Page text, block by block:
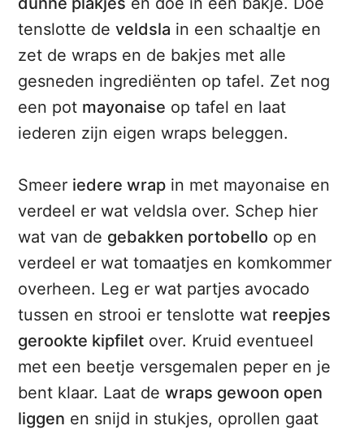
tenslotte develdsla in een schaaltje en
zet de wraps en de bakjes met alle
gesneden ingrediënten op tafel. Zet nog
een pot mayonaise op tafel en laat
iederen zijn eigen wraps beleggen.
Smeer iedere wrap in met mayonaise en
verdeel er wat veldsla over. Schep hier
wat van de gebakken portobello op en
verdeel er wat tomaatjes en komkommer
overheen. Leg er wat partjes avocado
tussen en strooi er tenslotte wat reepjes
gerookte kipfilet over. Kruid eventueel
met een beetje versgemalen peper en je
bent klaar. Laat dewraps gewoon open
liggen en snijd in stukjes, oprollen gaat